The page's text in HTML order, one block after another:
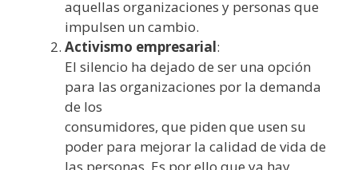
aquellas organizaciones y personas que
impulsen un cambio.
Activismo empresarial:
El silencio ha dejado de ser una opción
para las organizaciones por la demanda
de los
consumidores, que piden que usen su
poder para mejorar la calidad de vida de
las personas. Es por ello que ya hay